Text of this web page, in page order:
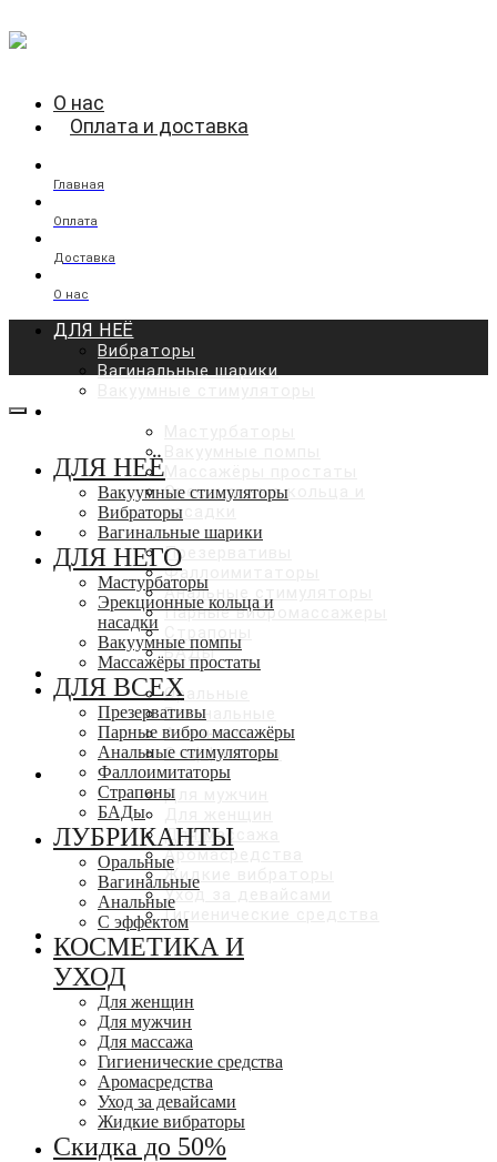
О нас
Оплата и доставка
Главная
Оплата
Доставка
О нас
ДЛЯ НЕЁ
Вибраторы
Вагинальные шарики
Эрекционные кольца и
насадки
ДЛЯ ВСЕХ
Презервативы
Фаллоимитаторы
Анальные стимуляторы
Парные вибромассажеры
БАДы
ЛУБРИКАНТЫ
Оральные
Вагинальные
Анальные
С эффектами
КОСМЕТИКА И УХОД
Для мужчин
Для массажа
Аромасредства
Жидкие вибраторы
Уход за девайсами
Гигиенические средства
СКИДКИ ДО 50%
ДЛЯ НЕЁ
Вакуумные стимуляторы
Вибраторы
Вагинальные шарики
ДЛЯ НЕГО
Мастурбаторы
Эрекционные кольца и
насадки
Вакуумные помпы
Массажёры простаты
ДЛЯ ВСЕХ
Презервативы
Парные вибро массажёры
Анальные стимуляторы
Фаллоимитаторы
Страпоны
БАДы
ЛУБРИКАНТЫ
Оральные
Вагинальные
Анальные
С эффектом
КОСМЕТИКА И
УХОД
Для женщин
Для мужчин
Для массажа
Гигиенические средства
Аромасредства
Уход за девайсами
Жидкие вибраторы
Скидка до 50%